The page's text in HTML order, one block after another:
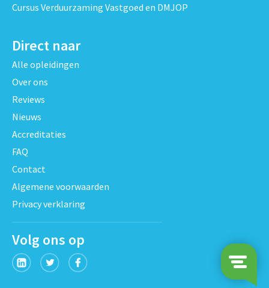
Cursus Verduurzaming Vastgoed en DMJOP
Direct naar
Alle opleidingen
Over ons
Reviews
Nieuws
Accreditaties
FAQ
Contact
Algemene voorwaarden
Privacy verklaring
Volg ons op